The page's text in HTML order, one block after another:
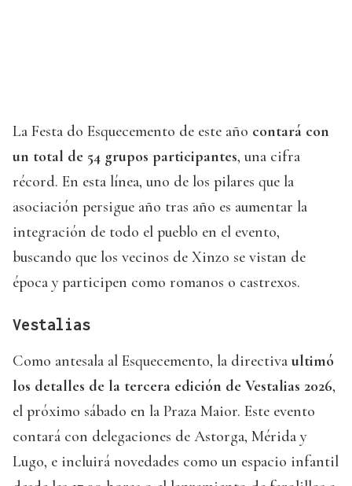
La Festa do Esquecemento de este año contará con
un total de 54 grupos participantes, una cifra
récord. En esta línea, uno de los pilares que la
asociación persigue año tras año es aumentar la
integración de todo el pueblo en el evento,
buscando que los vecinos de Xinzo se vistan de
época y participen como romanos o castrexos.
Vestalias
Como antesala al Esquecemento, la directiva ultimó
los detalles de la tercera edición de Vestalias 2026,
el próximo sábado en la Praza Maior. Este evento
contará con delegaciones de Astorga, Mérida y
Lugo, e incluirá novedades como un espacio infantil